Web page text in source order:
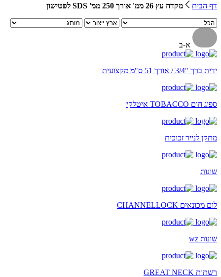
דף הבית מקדח עץ 26 ממ' אורך 250 ממ' SDS לפטישון
א-ב
ידית ברך "3/4 / אורך 51 ס"מ מקצועית
ספוג חום TOBACCO איטלקי
מתקן לנייר זכוכית
שונות
לום מכונאים CHANNELLOCK
שונות wz
רשתות GREAT NECK